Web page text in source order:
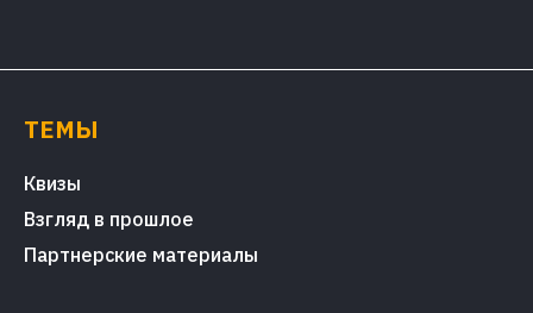
ТЕМЫ
Квизы
Взгляд в прошлое
Партнерские материалы